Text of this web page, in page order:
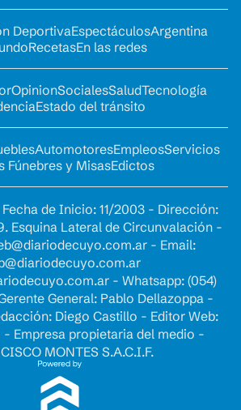
DeportivaEspectáculosArgentina
RecetasEn las redes
OpinionSocialesSaludTecnología
Estado del tránsito
AutomotoresEmpleosServicios
Fúnebres y MisasEdictos
de Inicio: 11/2003 - Dirección:
Esquina Lateral de Circunvalación -
- Email:
- Whatsapp: (054)
General: Pablo Dellazoppa -
Diego Castillo - Editor Web:
Empresa propietaria del medio -
MONTES S.A.C.I.F.